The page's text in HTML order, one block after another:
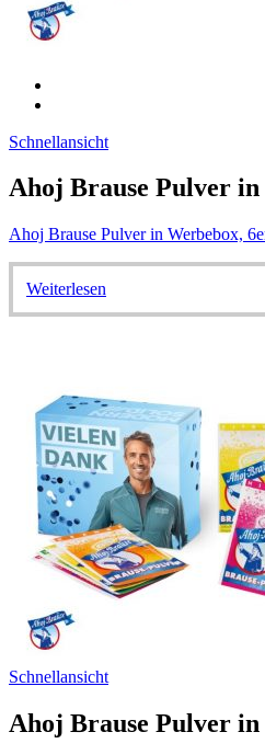
Schnellansicht
Ahoj Brause Pulver
Ahoj Brause Pulver in Werbebox,
Weiterlesen
Schnellansicht
Ahoj Brause Pulver